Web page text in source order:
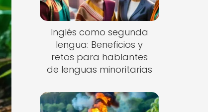
Inglés como segunda
lengua: Beneficios y
retos para hablantes
de lenguas minoritarias